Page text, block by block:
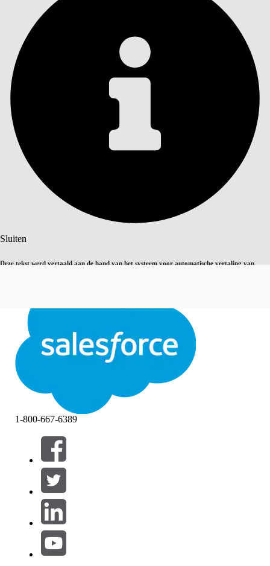
Sluiten
Deze tekst werd vertaald aan de hand van het systeem voor automatische vertaling van
Sluiten Sluiten
INHOUDSOPGAVE
Zoeken
Filters (0)
FILTERS SELECTEREN
Productgebied
1-800-667-6389